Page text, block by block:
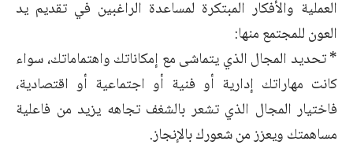
العملية والأفكار المبتكرة لمساعدة الراغبين في تقديم يد
العون للمجتمع منها:
* تحديد المجال الذي يتماشى مع إمكاناتك واهتماماتك، سواء
كانت مهاراتك إدارية أو فنية أو اجتماعية أو اقتصادية،
فاختيار المجال الذي تشعر بالشغف تجاهه يزيد من فاعلية
مساهمتك ويعزز من شعورك بالإنجاز.